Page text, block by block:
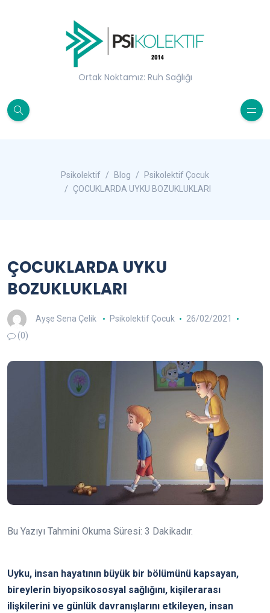
Ortak Noktamız: Ruh Sağlığı
Psikolektif Blog
Psikolektif Çocuk
ÇOCUKLARDA UYKU BOZUKLUKLARI
ÇOCUKLARDA UYKU
BOZUKLUKLARI
Ayşe Sena Çelik Psikolektif Çocuk
26/02/2021
(0)
Bu Yazıyı Tahmini Okuma Süresi: 3 Dakikadır.
Uyku, insan hayatının büyük bir bölümünü kapsayan,
bireylerin biyopsikososyal sağlığını, kişilerarası
ilişkilerini ve günlük davranışlarını etkileyen, insan